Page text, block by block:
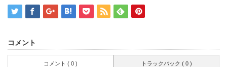
コメント
コメント ( 0 ) トラックバック ( 0 )